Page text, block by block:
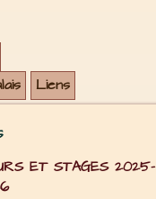
Liens
ET STAGES 2025-